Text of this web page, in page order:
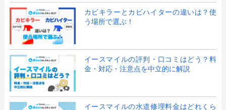
カビキラーとカビハイターの違いは？使
う場所で選ぶ！
イースマイルの評判・口コミはどう？料
金・対応・注意点を中立的に解説
イースマイルの水道修理料金はどれくら